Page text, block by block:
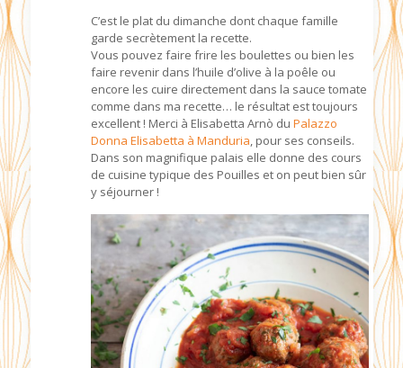
C’est le plat du dimanche dont chaque famille
garde secrètement la recette.
Vous pouvez faire frire les boulettes ou bien les
faire revenir dans l’huile d’olive à la poêle ou
encore les cuire directement dans la sauce tomate
comme dans ma recette… le résultat est toujours
excellent ! Merci à Elisabetta Arnò duPalazzo
Donna Elisabetta à Manduria, pour ses conseils.
Dans son magnifique palais elle donne des cours
de cuisine typique des Pouilles et on peut bien sûr
y séjourner !